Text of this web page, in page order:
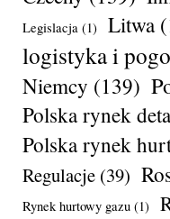
Legislacja (1) Litwa
logistyka i
Niemcy (139)
Polska rynek
Polska rynek
Regulacje (39)
Rynek hurtowy gazu (1)